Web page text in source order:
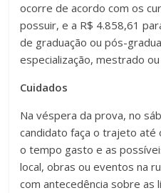
ocorre de acordo com os
possuir, e a R$ 4.858,61
de graduação ou pós-
especialização, mestrado
Cuidados
Na véspera da prova, no
candidato faça o trajeto até
o tempo gasto e as
local, obras ou eventos na
com antecedência sobre as